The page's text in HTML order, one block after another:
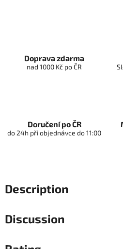
Doprava zdarma
nad 1000 Kč po ČR
Doručení po ČR
do 24h při objednávce do 11:00
Description
Discussion